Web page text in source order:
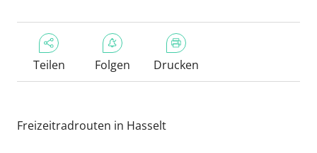
Teilen Folgen Drucken
Freizeitradrouten in Hasselt